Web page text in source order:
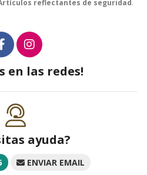
reflectantes de seguridad.
en las redes!
ayuda?
ENVIAR EMAIL